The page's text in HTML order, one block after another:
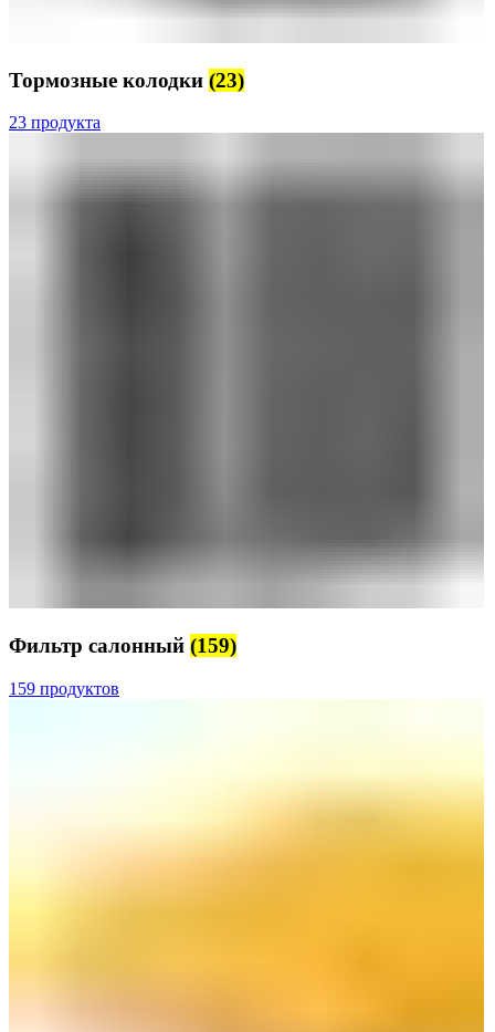
Тормозные колодки (23)
23 продукта
Фильтр салонный (159)
159 продуктов